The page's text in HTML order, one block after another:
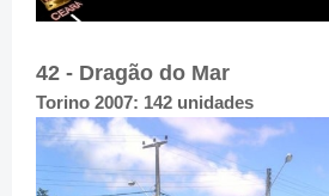
42 - Dragão do Mar
Torino 2007: 142 unidades